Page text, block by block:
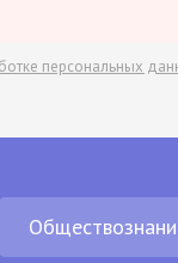
персональных